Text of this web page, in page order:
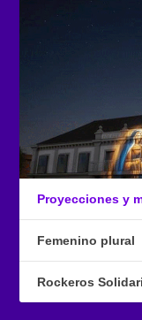
Proyecciones y
Femenino plural
Rockeros